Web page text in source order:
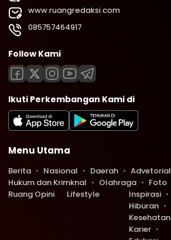
www.ruangredaksi.com
085757464917
Follow Kami
Ikuti Perkembangan Kami di
Menu Utama
Berita Nasional Daerah
Advetorial
Hukum dan Krimknal
Olahraga Foto
Ruang Opini
Lifestyle
Inspirasi
Hiburan
Kesehatan
Karier